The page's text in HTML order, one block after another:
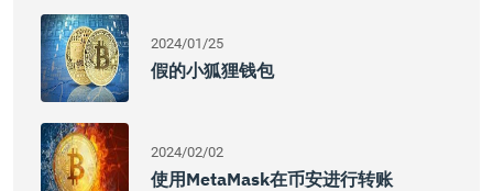
2024/01/25
假的小狐狸钱包
2024/02/02
使用MetaMask在币安进行转账